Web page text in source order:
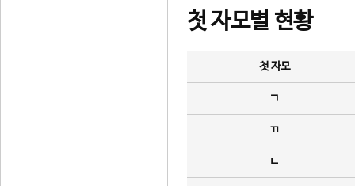
첫 자모별 현황
첫 자모
ㄱ
ㄲ
ㄴ